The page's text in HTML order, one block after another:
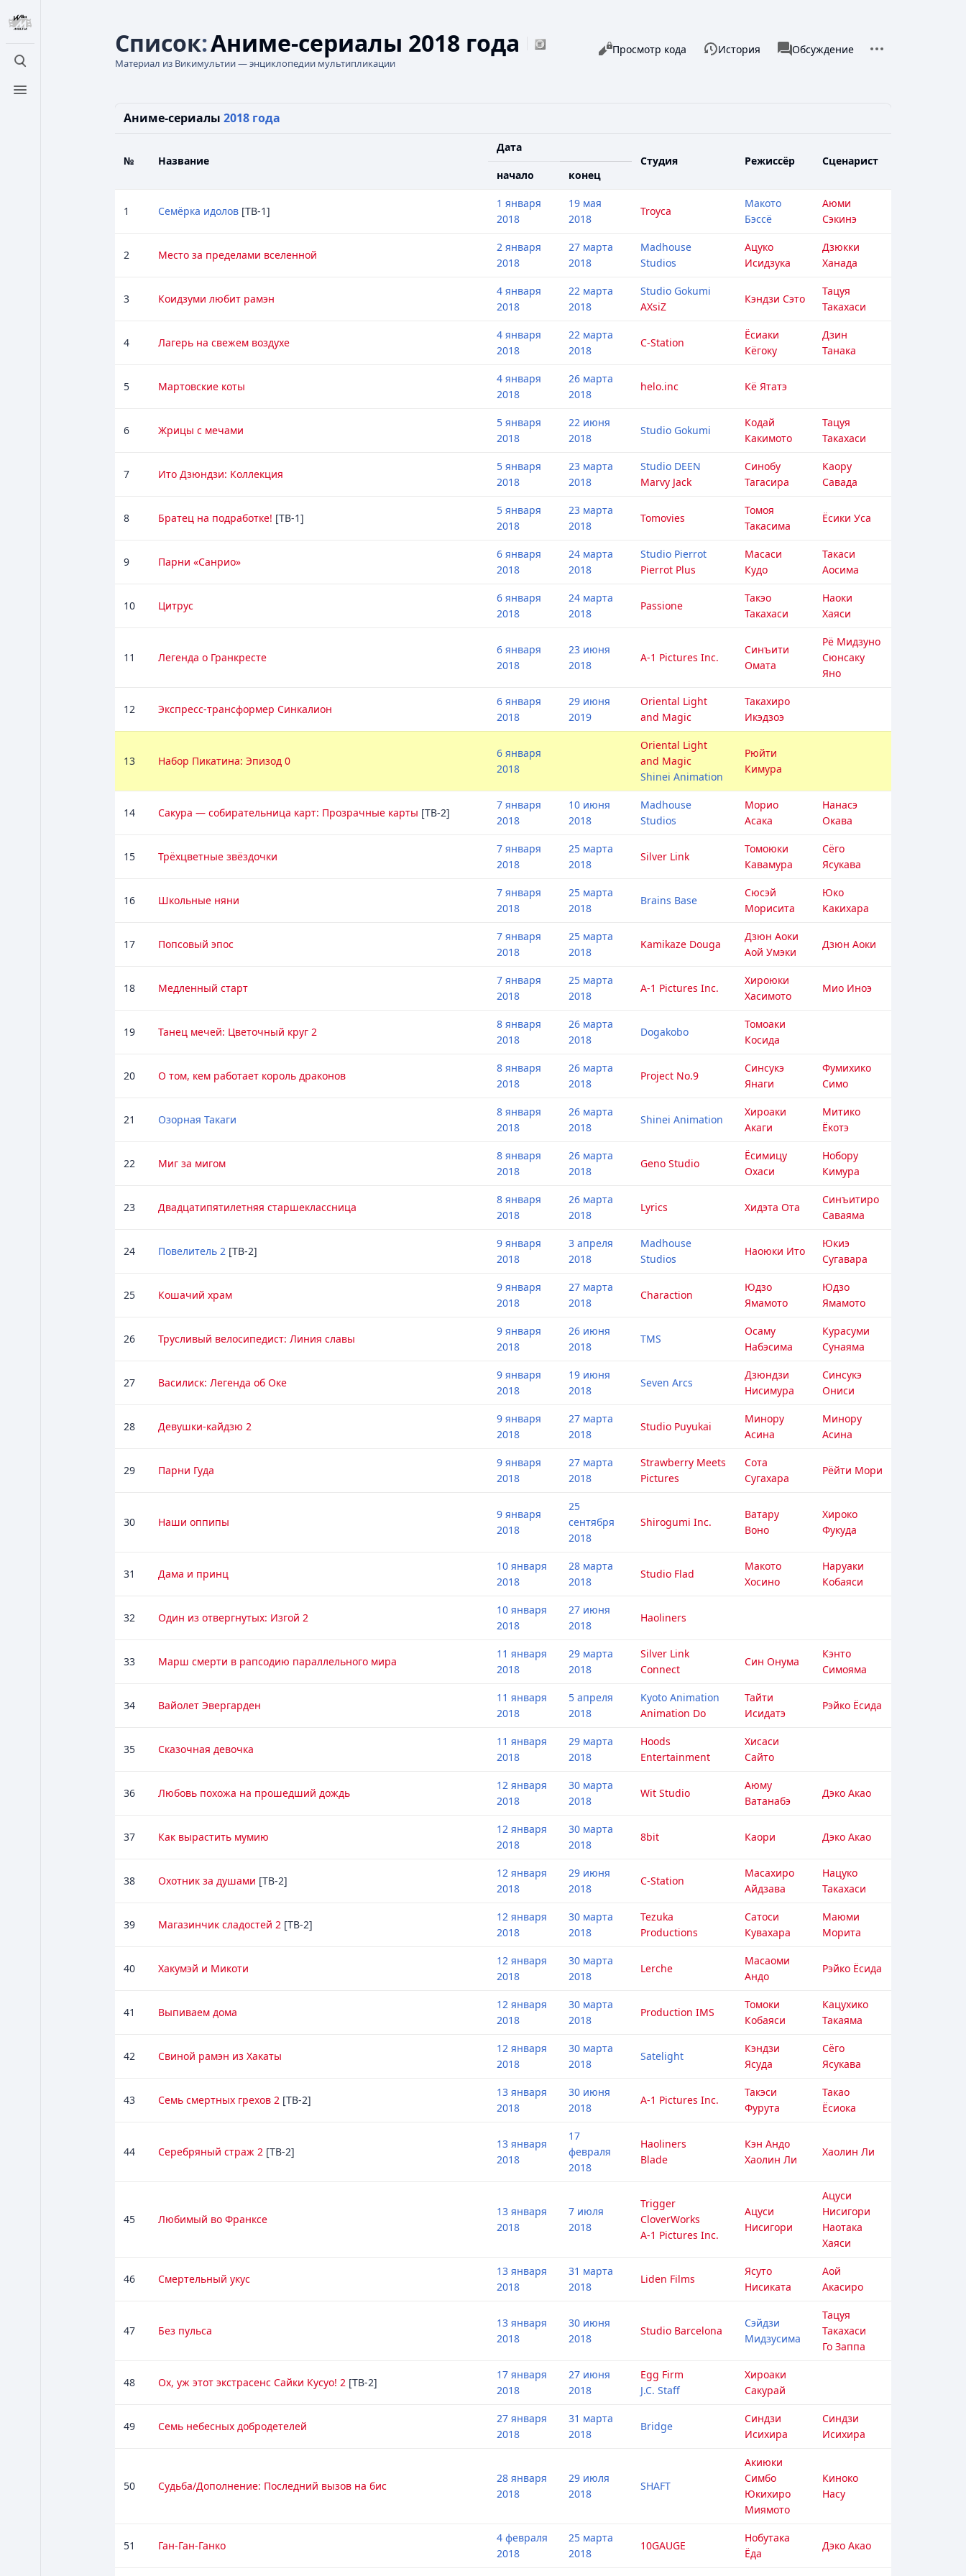
Открыть поиск
Открыть меню
Список:Аниме-сериалы 2018 года
Материал из Викимультии — энциклопедии мультипликации
Просмотры
Читать
Просмотр кода История associated-pages
Список
Обсуждение Дополнительные
Аниме-сериалы 2018 года
№ Название
Дата
Студия
Режиссёр
Сценарист
начало
конец
1 Семёрка идолов [ТВ-1]
1 января
2018
19 мая
2018
Troyca
Макото
Бэссё
Аюми
Сэкинэ
2 Место за пределами вселенной
2 января
2018
27 марта
2018
Madhouse
Studios
Ацуко
Исидзука
Дзюкки
Ханада
3 Коидзуми любит рамэн
4 января
2018
22 марта
2018
Studio Gokumi
AXsiZ
Кэндзи Сэто
Тацуя
Такахаси
4 Лагерь на свежем воздухе
4 января
2018
22 марта
2018
C-Station
Ёсиаки
Кёгоку
Дзин
Танака
5 Мартовские коты
4 января
2018
26 марта
2018
helo.inc Кё Ятатэ
6 Жрицы с мечами
5 января
2018
22 июня
2018
Studio Gokumi
Кодай
Какимото
Тацуя
Такахаси
7 Ито Дзюндзи: Коллекция
5 января
2018
23 марта
2018
Studio DEEN
Marvy Jack
Синобу
Тагасира
Каору
Савада
8 Братец на подработке! [ТВ-1]
5 января
2018
23 марта
2018
Tomovies
Томоя
Такасима
Ёсики Уса
9 Парни «Санрио»
6 января
2018
24 марта
2018
Studio Pierrot
Pierrot Plus
Масаси
Кудо
Такаси
Аосима
10 Цитрус
6 января
2018
24 марта
2018
Passione
Такэо
Такахаси
Наоки
Хаяси
11 Легенда о Гранкресте
6 января
2018
23 июня
2018
A-1 Pictures Inc.
Синъити
Омата
Рё Мидзуно
Сюнсаку
Яно
12 Экспресс-трансформер Синкалион
6 января
2018
29 июня
2019
Oriental Light
and Magic
Такахиро
Икэдзоэ
13 Набор Пикатина: Эпизод 0
6 января
2018
Oriental Light
and Magic
Shinei Animation
Рюйти
Кимура
14 Сакура — собирательница карт: Прозрачные карты [ТВ-2]
7 января
2018
10 июня
2018
Madhouse
Studios
Морио
Асака
Нанасэ
Окава
15 Трёхцветные звёздочки
7 января
2018
25 марта
2018
Silver Link
Томоюки
Кавамура
Сёго
Ясукава
16 Школьные няни
7 января
2018
25 марта
2018
Brains Base
Сюсэй
Морисита
Юко
Какихара
17 Попсовый эпос
7 января
2018
25 марта
2018
Kamikaze Douga
Дзюн Аоки
Аой Умэки
Дзюн Аоки
18 Медленный старт
7 января
2018
25 марта
2018
A-1 Pictures Inc.
Хироюки
Хасимото
Мио Иноэ
19 Танец мечей: Цветочный круг 2
8 января
2018
26 марта
2018
Dogakobo
Томоаки
Косида
20 О том, кем работает король драконов
8 января
2018
26 марта
2018
Project No.9
Синсукэ
Янаги
Фумихико
Симо
21 Озорная Такаги
8 января
2018
26 марта
2018
Shinei Animation
Хироаки
Акаги
Митико
Ёкотэ
22 Миг за мигом
8 января
2018
26 марта
2018
Geno Studio
Ёсимицу
Охаси
Нобору
Кимура
23 Двадцатипятилетняя старшеклассница
8 января
2018
26 марта
2018
Lyrics Хидэта Ота
Синъитиро
Саваяма
24 Повелитель 2 [ТВ-2]
9 января
2018
3 апреля
2018
Madhouse
Studios
Наоюки Ито
Юкиэ
Сугавара
25 Кошачий храм
9 января
2018
27 марта
2018
Charaction
Юдзо
Ямамото
Юдзо
Ямамото
26 Трусливый велосипедист: Линия славы
9 января
2018
26 июня
2018
TMS
Осаму
Набэсима
Курасуми
Сунаяма
27 Василиск: Легенда об Оке
9 января
2018
19 июня
2018
Seven Arcs
Дзюндзи
Нисимура
Синсукэ
Ониси
28 Девушки-кайдзю 2
9 января
2018
27 марта
2018
Studio Puyukai
Минору
Асина
Минору
Асина
29 Парни Гуда
9 января
2018
27 марта
2018
Strawberry Meets
Pictures
Сота
Сугахара
Рёйти Мори
30 Наши оппипы
9 января
2018
25
сентября
2018
Shirogumi Inc.
Ватару
Воно
Хироко
Фукуда
31 Дама и принц
10 января
2018
28 марта
2018
Studio Flad
Макото
Хосино
Наруаки
Кобаяси
32 Один из отвергнутых: Изгой 2
10 января
2018
27 июня
2018
Haoliners
33 Марш смерти в рапсодию параллельного мирa
11 января
2018
29 марта
2018
Silver Link
Connect
Син Онума
Кэнто
Симояма
34 Вайолет Эвергарден
11 января
2018
5 апреля
2018
Kyoto Animation
Animation Do
Тайти
Исидатэ
Рэйко Ёсида
35 Сказочная девочка
11 января
2018
29 марта
2018
Hoods
Entertainment
Хисаси
Сайто
36 Любовь похожа на прошедший дождь
12 января
2018
30 марта
2018
Wit Studio
Аюму
Ватанабэ
Дэко Акао
37 Как вырастить мумию
12 января
2018
30 марта
2018
8bit Каори Дэко Акао
38 Охотник за душами [ТВ-2]
12 января
2018
29 июня
2018
C-Station
Масахиро
Айдзава
Нацуко
Такахаси
39 Магазинчик сладостей 2 [ТВ-2]
12 января
2018
30 марта
2018
Tezuka
Productions
Сатоси
Кувахара
Маюми
Морита
40 Хакумэй и Микоти
12 января
2018
30 марта
2018
Lerche
Масаоми
Андо
Рэйко Ёсида
41 Выпиваем дома
12 января
2018
30 марта
2018
Production IMS
Томоки
Кобаяси
Кацухико
Такаяма
42 Свиной рамэн из Хакаты
12 января
2018
30 марта
2018
Satelight
Кэндзи
Ясуда
Сёго
Ясукава
43 Семь смертных грехов 2 [ТВ-2]
13 января
2018
30 июня
2018
A-1 Pictures Inc.
Такэси
Фурута
Такао
Ёсиока
44 Серебряный страж 2 [ТВ-2]
13 января
2018
17
февраля
2018
Haoliners
Blade
Кэн Андо
Хаолин Ли
Хаолин Ли
45 Любимый во Франксе
13 января
2018
7 июля
2018
Trigger
CloverWorks
A-1 Pictures Inc.
Ацуси
Нисигори
Ацуси
Нисигори
Наотака
Хаяси
46 Смертельный укус
13 января
2018
31 марта
2018
Liden Films
Ясуто
Нисиката
Аой
Акасиро
47 Без пульса
13 января
2018
30 июня
2018
Studio Barcelona
Сэйдзи
Мидзусима
Тацуя
Такахаси
Го Заппа
48 Ох, уж этот экстрасенс Сайки Кусуо! 2 [ТВ-2]
17 января
2018
27 июня
2018
Egg Firm
J.C. Staff
Хироаки
Сакурай
49 Семь небесных добродетелей
27 января
2018
31 марта
2018
Bridge
Синдзи
Исихира
Синдзи
Исихира
50 Судьба/Дополнение: Последний вызов на бис
28 января
2018
29 июля
2018
SHAFT
Акиюки
Симбо
Юкихиро
Миямото
Киноко
Насу
51 Ган-Ган-Ганко
4 февраля
2018
25 марта
2018
10GAUGE
Нобутака
Ёда
Дэко Акао